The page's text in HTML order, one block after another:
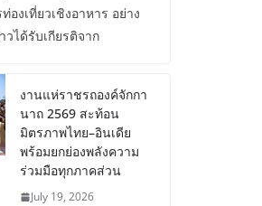
องเที่ยวเชิงอาหาร อย่าง
ได้รับเกียรติจาก
งานแห่ราชรถองค์จักกา
นาถ 2569 สะท้อน
มิตรภาพไทย–อินเดีย
พร้อมยกย่องพลังความ
ร่วมมือทุกภาคส่วน
July 19, 2026